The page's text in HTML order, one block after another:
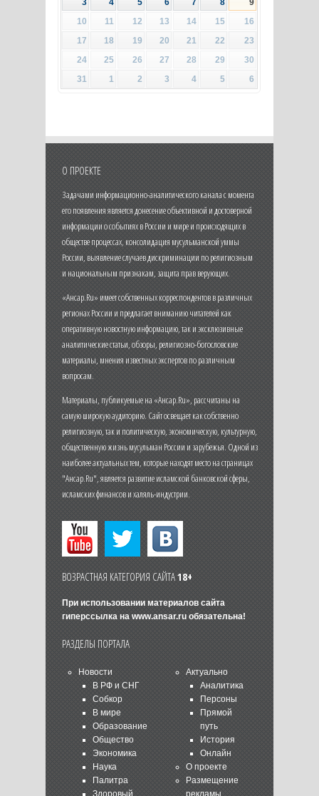
10
11 12 13 14 15
16
17
18 19 20 21 22
23
24
25 26 27 28 29
30
31
1 2 3 4 5 6
О ПРОЕКТЕ
Задачами информационно-аналитического канала с момента
его появления является донесение объективной и достоверной
информации о событиях в России и мире и происходящих в
обществе процессах, консолидация мусульманской уммы
России, выявление случаев дискриминации по религиозным
и национальным признакам, защита прав верующих.
«Ансар.Ru» имеет собственных корреспондентов в различных
регионах России и предлагает вниманию читателей как
оперативную новостную информацию, так и эксклюзивные
аналитические статьи, обзоры, религиозно-богословские
материалы, мнения известных экспертов по различным
вопросам.
Материалы, публикуемые на «Ансар.Ru», рассчитаны на
самую широкую аудиторию. Сайт освещает как собственно
религиозную, так и политическую, экономическую, культурную,
общественную жизнь мусульман России и зарубежья. Одной из
наиболее актуальных тем, которые находят место на страницах
"Ансар.Ru", является развитие исламской банковской сферы,
исламских финансов и халяль-индустрии.
ВОЗРАСТНАЯ КАТЕГОРИЯ САЙТА18+
При использовании материалов сайта
гиперссылка на www.ansar.ruобязательна!
РАЗДЕЛЫ ПОРТАЛА
Новости
В РФ и СНГ
Собкор
В мире
Образование
Общество
Экономика
Наука
Палитра
Актуально
Аналитика
Персоны
Прямой
путь
История
Онлайн
О проекте
Размещение